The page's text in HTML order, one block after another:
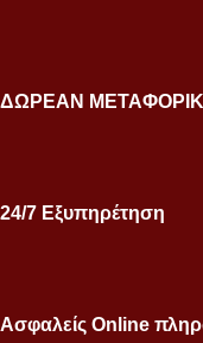
ΔΩΡΕΑΝ
24/7 Εξυπηρέτηση
Ασφαλείς Online